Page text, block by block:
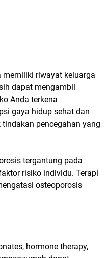
memiliki riwayat keluarga
dapat mengambil
Anda terkena
gaya hidup sehat dan
pencegahan yang
tergantung pada
risiko individu. Terapi
osteoporosis
hormone therapy,